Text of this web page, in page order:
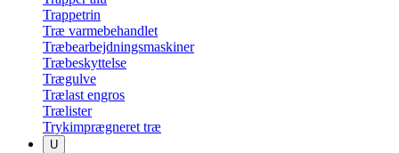
Trappetrin
Træ varmebehandlet
Træbearbejdningsmaskiner
Træbeskyttelse
Trægulve
Trælast engros
Trælister
Trykimprægneret træ
U